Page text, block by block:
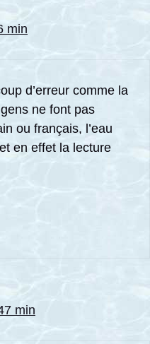
min
d’erreur comme la
ne font pas
ou français, l’eau
en effet la lecture
min